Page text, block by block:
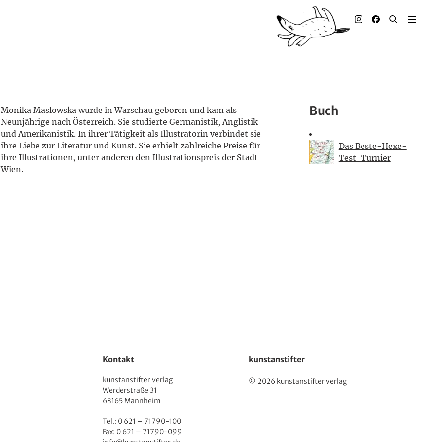
Monika Maslowska wurde in Warschau geboren und kam als
Neunjährige nach Österreich. Sie studierte Germanistik, Anglistik
und Amerikanistik. In ihrer Tätigkeit als Illustratorin verbindet sie
ihre Liebe zur Literatur und Kunst. Sie erhielt zahlreiche Preise für
ihre Illustrationen, unter anderen den Illustrationspreis der Stadt
Wien.
Buch
Das Beste-Hexe-
Test-Turnier
Kontakt
kunstanstifter verlag
Werderstraße 31
68165 Mannheim
Tel.: 0 621 – 71790-100
Fax: 0 621 – 71790-099
kunstanstifter
© 2026 kunstanstifter verlag
Illustrierte Bücher
Rechte